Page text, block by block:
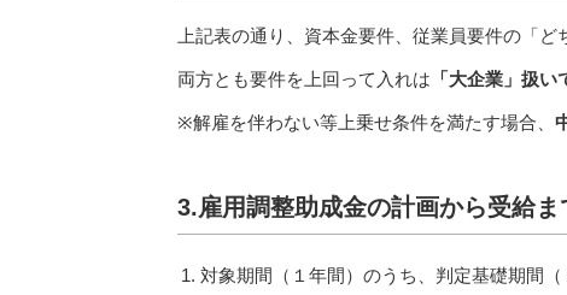
上記表の通り、資本金要件、従業員要件の「
両方とも要件を上回って入れは 「大企業」扱い
※解雇を伴わない等上乗せ条件を満たす場合、
3.雇用調整助成金の計画から受給ま
対象期間（１年間）のうち、判定基礎期間